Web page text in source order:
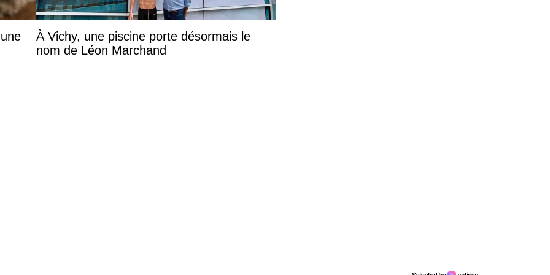
À Vichy, une piscine porte désormais le
nom de Léon Marchand